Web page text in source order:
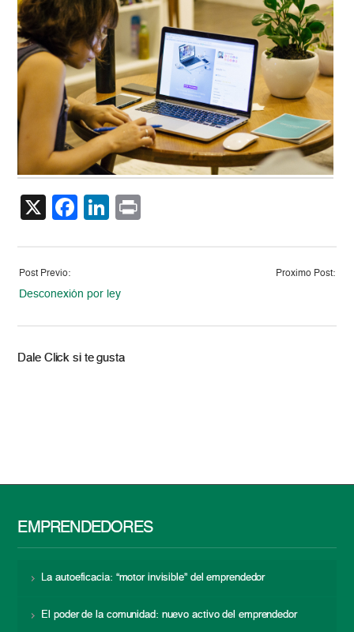
X Facebook
LinkedIn
Post Previo:
Desconexión por ley
Proximo Post:
Dale Click si te gusta
EMPRENDEDORES
La autoeficacia: “motor invisible” del emprendedor
El poder de la comunidad: nuevo activo del emprendedor